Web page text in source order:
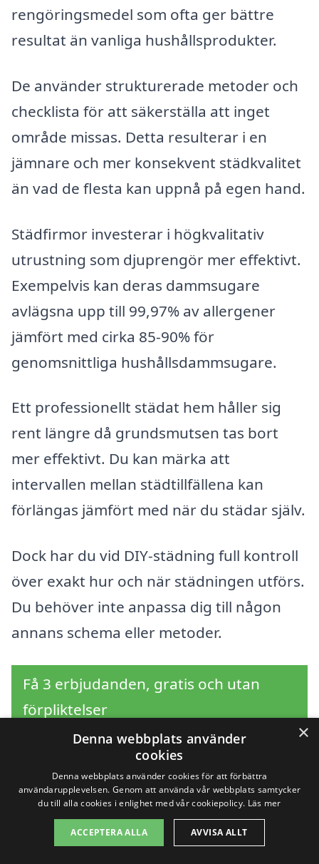
rengöringsmedel som ofta ger bättre
resultat än vanliga hushållsprodukter.
De använder strukturerade metoder och
checklista för att säkerställa att inget
område missas. Detta resulterar i en
jämnare och mer konsekvent städkvalitet
än vad de flesta kan uppnå på egen hand.
Städfirmor investerar i högkvalitativ
utrustning som djuprengör mer effektivt.
Exempelvis kan deras dammsugare
avlägsna upp till 99,97% av allergener
jämfört med cirka 85-90% för
genomsnittliga hushållsdammsugare.
Ett professionellt städat hem håller sig
rent längre då grundsmutsen tas bort
mer effektivt. Du kan märka att
intervallen mellan städtillfällena kan
förlängas jämfört med när du städar själv.
Dock har du vid DIY-städning full kontroll
över exakt hur och när städningen utförs.
Du behöver inte anpassa dig till någon
annans schema eller metoder.
Få 3 erbjudanden, gratis och utan
förpliktelser
Så fungerar
offertprocessen
×
Denna webbplats använder
cookies
Denna webbplats använder cookies för att förbättra
användarupplevelsen. Genom att använda vår webbplats samtycker
du till alla cookies i enlighet med vår cookiepolicy. Läs mer
ACCEPTERA ALLA AVVISA ALLT